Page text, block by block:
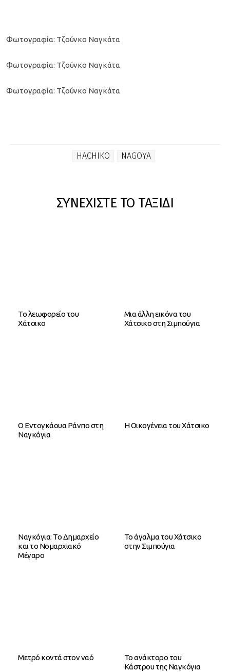
Φωτογραφία: Τζούνκο Ναγκάτα
Φωτογραφία: Τζούνκο Ναγκάτα
Φωτογραφία: Τζούνκο Ναγκάτα
HACHIKO NAGOYA
ΣΥΝΕΧΙΣΤΕ ΤΟ ΤΑΞΙΔΙ
Το λεωφορείο του
Χάτσικο
Μια άλλη εικόνα του
Χάτσικο στη Σιμπούγια
Ο Εντογκάουα Ράνπο στη
Ναγκόγια
Η Οικογένεια του Χάτσικο
Ναγκόγια: Το Δημαρχείο
και το Νομαρχιακό
Μέγαρο
Το άγαλμα του Χάτσικο
στην Σιμπούγια
Μετρό κοντά στον ναό
Το ανάκτορο του
Κάστρου της Ναγκόγια